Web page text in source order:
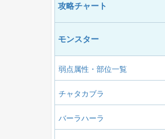
攻略チャート
モンスター
弱点属性・部位一覧
チャタカブラ
バーラハーラ